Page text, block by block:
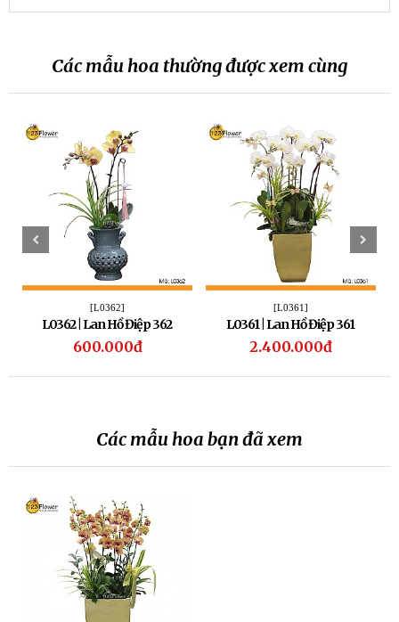
Các mẫu hoa thường được xem cùng
[L0362]
L0362 | Lan Hồ Điệp 362
600.000đ
[L0361]
L0361 | Lan Hồ Điệp 361
2.400.000đ
Các mẫu hoa bạn đã xem